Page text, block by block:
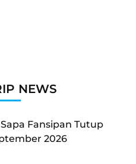
NEWS
Fansipan Tutup
2026